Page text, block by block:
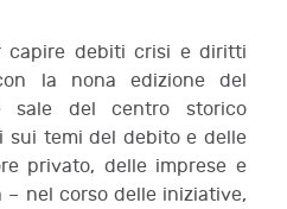
capire debiti crisi e diritti
la nona edizione del
sale del centro storico
sui temi del debito e delle
privato, delle imprese e
– nel corso delle iniziative,